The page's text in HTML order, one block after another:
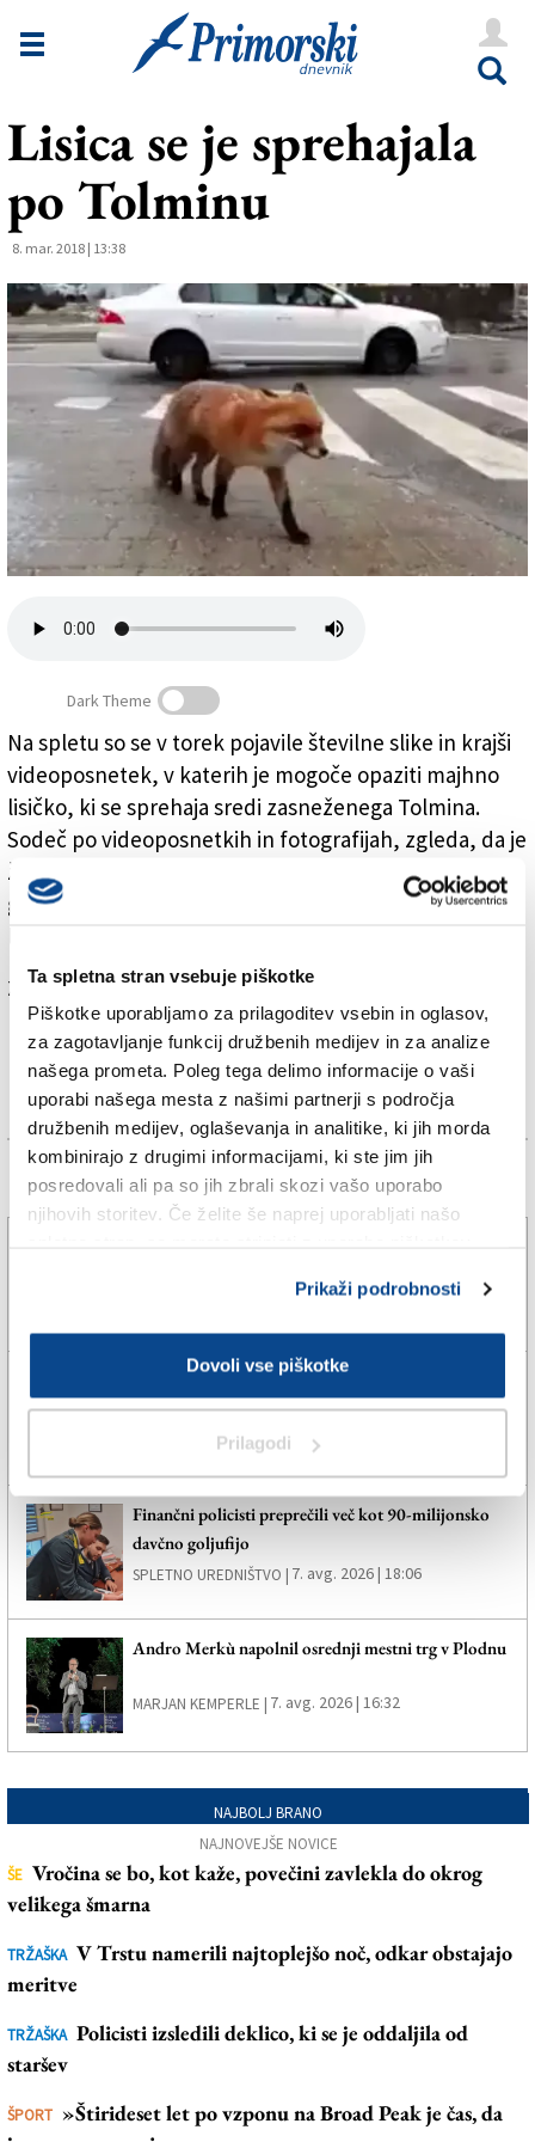
Ta spletna stran vsebuje piškotke
Piškotke uporabljamo za prilagoditev vsebin in oglasov,
za zagotavljanje funkcij družbenih medijev in za analize
našega prometa. Poleg tega delimo informacije o vaši
uporabi našega mesta z našimi partnerji s področja
družbenih medijev, oglaševanja in analitike, ki jih morda
kombinirajo z drugimi informacijami, ki ste jim jih
posredovali ali pa so jih zbrali skozi vašo uporabo
njihovih storitev. Če želite še naprej uporabljati našo
Prikaži podrobnosti
Dovoli vse piškotke
Prilagodi
Novice
Goriška
Kultura
Šport
Še
Vreme
Uredništvo
Oglasi
Založnik
Lisica se je sprehajala
po Tolminu
8. mar. 2018 | 13:38
Lisica se je sprehajala po Tolminu
Dark Theme
Na spletu so se v torek pojavile številne slike in krajši
videoposnetek, v katerih je mogoče opaziti majhno
lisičko, ki se sprehaja sredi zasneženega Tolmina.
Sodeč po videoposnetkih in fotografijah, zgleda, da je
žival, ki je najverjetneje v mesto prišla iz bližnjega
gozda, vajena stika z ljudmi. Krajši videoposnetek si
Za branje in pisanje komentarjevje potrebna prijava
Več novic
7. avg. 2026 | 8:00
Tržaški klub Pallacanestro Trieste z novim
perspektivnim dvometrašem
SPLETNO UREDNIŠTVO | 7. avg. 2026 | 19:22
Finančni policisti preprečili več kot 90-milijonsko
davčno goljufijo
SPLETNO UREDNIŠTVO | 7. avg. 2026 | 18:06
Andro Merkù napolnil osrednji mestni trg v Plodnu
MARJAN KEMPERLE | 7. avg. 2026 | 16:32
NAJBOLJ BRANO
NAJNOVEJŠE NOVICE
ŠE Vročina se bo, kot kaže, povečini zavlekla do okrog
velikega šmarna
TRŽAŠKA V Trstu namerili najtoplejšo noč, odkar obstajajo
meritve
TRŽAŠKA Policisti izsledili deklico, ki se je oddaljila od
staršev
ŠPORT »Štirideset let po vzponu na Broad Peak je čas, da